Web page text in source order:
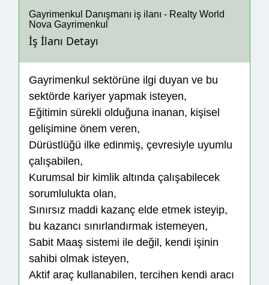
Gayrimenkul Danışmanı iş ilanı - Realty World
Nova Gayrimenkul
İş İlanı Detayı
Gayrimenkul sektörüne ilgi duyan ve bu
sektörde kariyer yapmak isteyen,
Eğitimin sürekli olduğuna inanan, kişisel
gelişimine önem veren,
Dürüstlüğü ilke edinmiş, çevresiyle uyumlu
çalışabilen,
Kurumsal bir kimlik altında çalışabilecek
sorumlulukta olan,
Sınırsız maddi kazanç elde etmek isteyip,
bu kazancı sınırlandırmak istemeyen,
Sabit Maaş sistemi ile değil, kendi işinin
sahibi olmak isteyen,
Aktif araç kullanabilen, tercihen kendi aracı